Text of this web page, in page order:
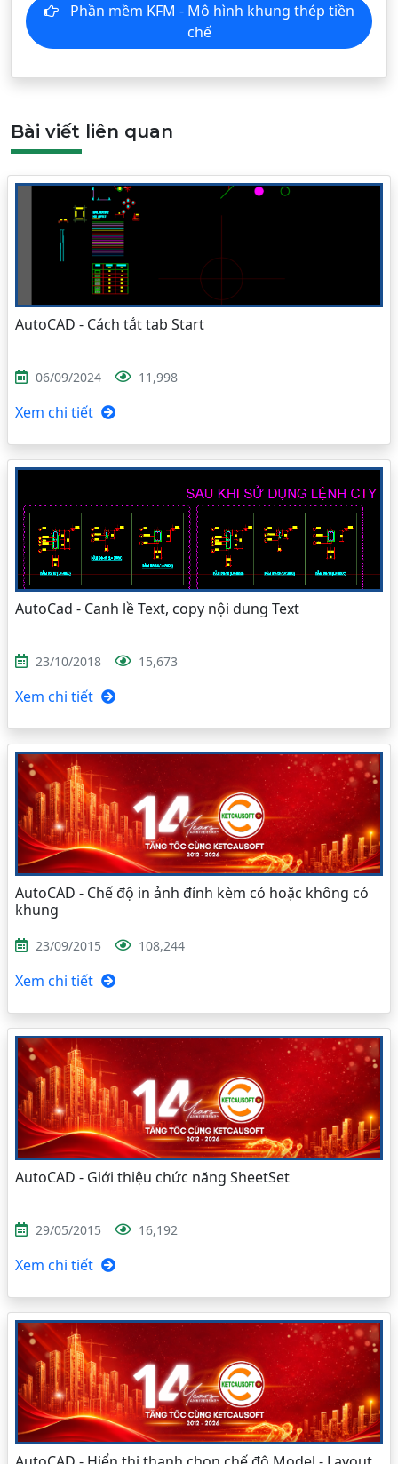
Phần mềm KFM - Mô hình khung thép tiền
chế
Bài viết liên quan
AutoCAD - Cách tắt tab Start
06/09/2024 11,998
Xem chi tiết
AutoCad - Canh lề Text, copy nội dung Text
23/10/2018 15,673
Xem chi tiết
AutoCAD - Chế độ in ảnh đính kèm có hoặc không có
khung
23/09/2015 108,244
Xem chi tiết
AutoCAD - Giới thiệu chức năng SheetSet
29/05/2015 16,192
Xem chi tiết